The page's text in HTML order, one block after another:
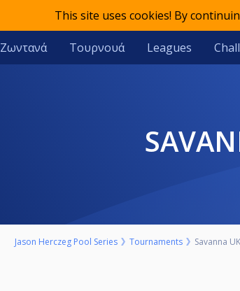
This site uses cookies! By
Ζωντανά Τουρνουά Leagues
Jason Herczeg Pool Series Tournaments Savanna